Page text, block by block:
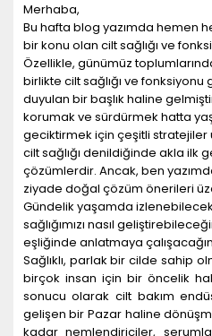
Merhaba,
Bu hafta blog yazımda hemen
bir konu olan cilt sağlığı ve
Özellikle, günümüz
birlikte cilt sağlığı ve
duyulan bir başlık haline
korumak ve sürdürmek hatta
geciktirmek için çeşitli
cilt sağlığı denildiğinde akla ilk
çözümlerdir. Ancak, ben
ziyade doğal çözüm önerileri
Gündelik yaşamda
sağlığımızı nasıl
eşliğinde anlatmaya
Sağlıklı, parlak bir cilde sahip
birçok insan için bir öncelik
sonucu olarak cilt bakım
gelişen bir Pazar haline
kadar nemlendiriciler,